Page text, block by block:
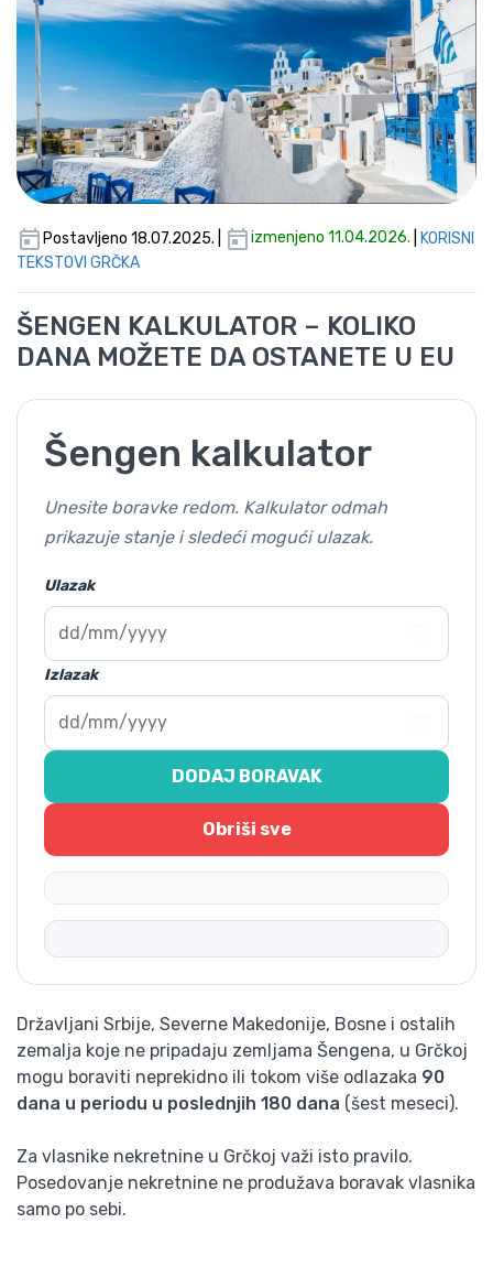
Postavljeno 18.07.2025. | izmenjeno 11.04.2026. KORISNI
TEKSTOVI GRČKA
ŠENGEN KALKULATOR – KOLIKO
DANA MOŽETE DA OSTANETE U EU
Šengen kalkulator
Unesite boravke redom. Kalkulator odmah
prikazuje stanje i sledeći mogući ulazak.
Ulazak
Izlazak
DODAJ BORAVAK
Obriši sve
Državljani Srbije, Severne Makedonije, Bosne i ostalih
zemalja koje ne pripadaju zemljama Šengena, u Grčkoj
mogu boraviti neprekidno ili tokom više odlazaka 90
dana u periodu u poslednjih 180 dana (šest meseci).
Za vlasnike nekretnine u Grčkoj važi isto pravilo.
Posedovanje nekretnine ne produžava boravak vlasnika
samo po sebi.